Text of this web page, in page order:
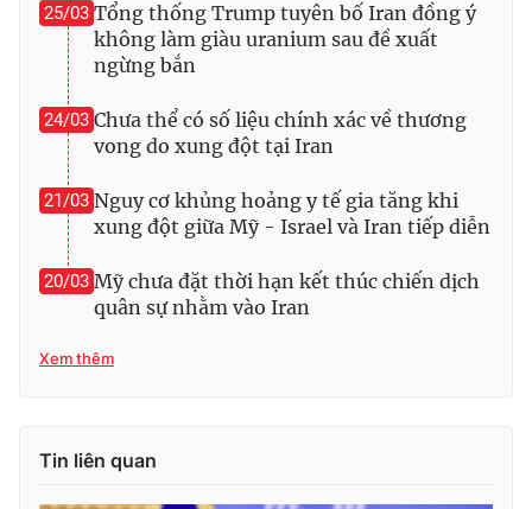
25/03 Tổng thống Trump tuyên bố Iran đồng ý
không làm giàu uranium sau đề xuất
ngừng bắn
24/03 Chưa thể có số liệu chính xác về thương
vong do xung đột tại Iran
21/03 Nguy cơ khủng hoảng y tế gia tăng khi
xung đột giữa Mỹ - Israel và Iran tiếp diễn
20/03 Mỹ chưa đặt thời hạn kết thúc chiến dịch
quân sự nhằm vào Iran
Xem thêm
Tin liên quan